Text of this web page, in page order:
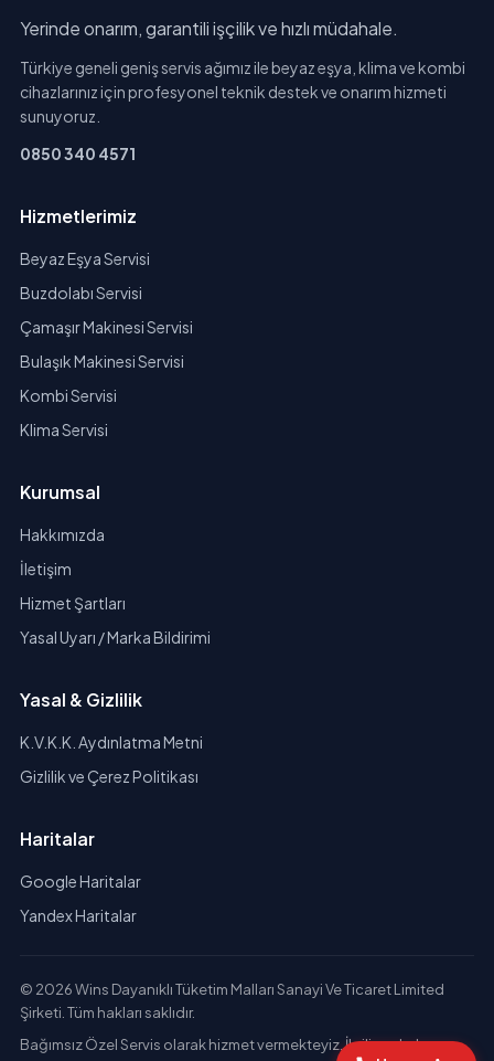
Yerinde onarım, garantili işçilik ve hızlı müdahale.
Türkiye geneli geniş servis ağımız ile beyaz eşya, klima ve kombi
cihazlarınız için profesyonel teknik destek ve onarım hizmeti
sunuyoruz.
0850 340 4571
Hizmetlerimiz
Beyaz Eşya Servisi
Buzdolabı Servisi
Çamaşır Makinesi Servisi
Bulaşık Makinesi Servisi
Kombi Servisi
Klima Servisi
Kurumsal
Hakkımızda
İletişim
Hizmet Şartları
Yasal Uyarı / Marka Bildirimi
Yasal & Gizlilik
K.V.K.K. Aydınlatma Metni
Gizlilik ve Çerez Politikası
Haritalar
Google Haritalar
Yandex Haritalar
© 2026 Wins Dayanıklı Tüketim Malları Sanayi Ve Ticaret Limited
Şirketi. Tüm hakları saklıdır.
Bağımsız Özel Servis olarak hizmet vermekteyiz. İlgili markaların